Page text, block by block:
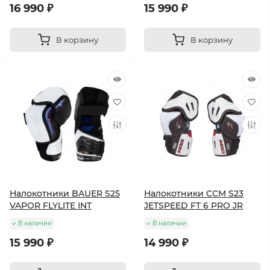
16 990 ₽
В корзину
15 990 ₽
В корзину
Налокотники BAUER S25
VAPOR FLYLITE INT
В наличии
15 990 ₽
Налокотники CCM S23
JETSPEED FT 6 PRO JR
В наличии
14 990 ₽